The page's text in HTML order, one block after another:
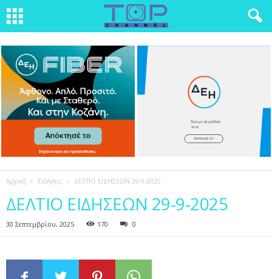
Αρχική Ειδήσεις ΔΕΛΤΙΟ ΕΙΔΗΣΕΩΝ 29-9-2025
ΔΕΛΤΙΟ ΕΙΔΗΣΕΩΝ 29-9-2025
30 Σεπτεμβρίου, 2025 170 0